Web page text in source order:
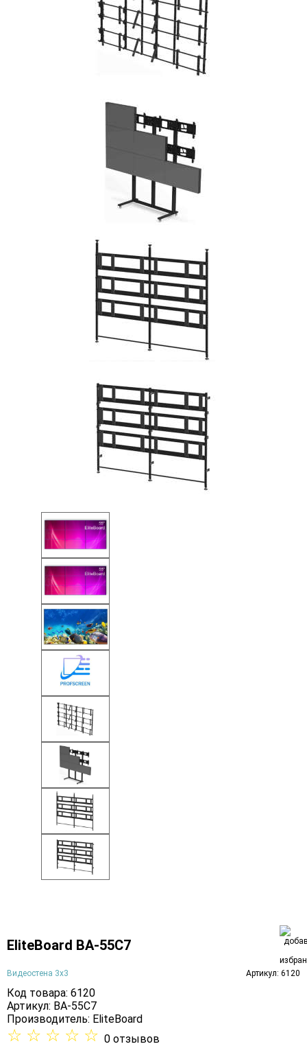
EliteBoard BA-55C7
Видеостена 3х3 Артикул: 6120
Код товара: 6120
Артикул: BA-55C7
Производитель: EliteBoard
☆ ☆ ☆ ☆ ☆ 0 отзывов